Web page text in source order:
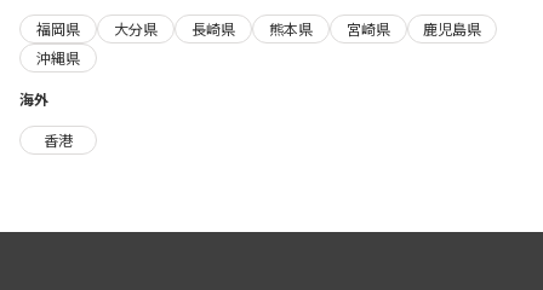
福岡県
大分県 長崎県 熊本県 宮崎県
鹿児島県
沖縄県
海外
香港